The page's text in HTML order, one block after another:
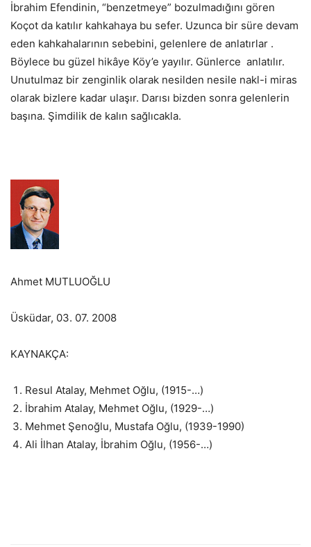
İbrahim Efendinin, “benzetmeye” bozulmadığını gören
Koçot da katılır kahkahaya bu sefer. Uzunca bir süre devam
eden kahkahalarının sebebini, gelenlere de anlatırlar .
Böylece bu güzel hikâye Köy’e yayılır. Günlerce anlatılır.
Unutulmaz bir zenginlik olarak nesilden nesile nakl-i miras
olarak bizlere kadar ulaşır. Darısı bizden sonra gelenlerin
başına. Şimdilik de kalın sağlıcakla.
Ahmet MUTLUOĞLU
Üsküdar, 03. 07. 2008
KAYNAKÇA:
Resul Atalay, Mehmet Oğlu, (1915-…)
İbrahim Atalay, Mehmet Oğlu, (1929-…)
Mehmet Şenoğlu, Mustafa Oğlu, (1939-1990)
Ali İlhan Atalay, İbrahim Oğlu, (1956-…)